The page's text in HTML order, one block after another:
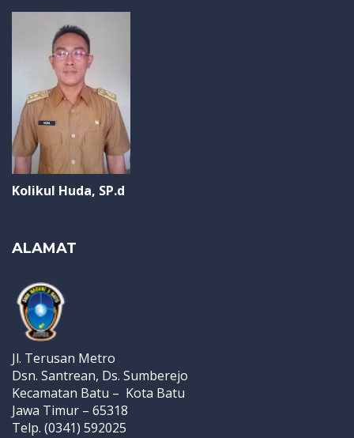
Kolikul Huda, SP.d
ALAMAT
Jl. Terusan Metro
Dsn. Santrean, Ds. Sumberejo
Kecamatan Batu – Kota Batu
Jawa Timur – 65318
Telp. (0341) 592025